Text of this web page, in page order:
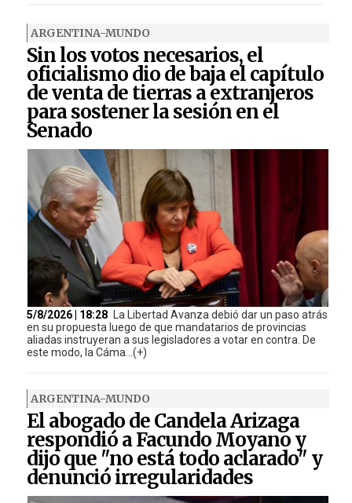
ARGENTINA-MUNDO
Sin los votos necesarios, el
oficialismo dio de baja el capítulo
de venta de tierras a extranjeros
para sostener la sesión en el
Senado
5/8/2026 | 18:28 La Libertad Avanza debió dar un paso atrás
en su propuesta luego de que mandatarios de provincias
aliadas instruyeran a sus legisladores a votar en contra. De
este modo, la Cáma...(+)
ARGENTINA-MUNDO
El abogado de Candela Arizaga
respondió a Facundo Moyano y
dijo que "no está todo aclarado" y
denunció irregularidades